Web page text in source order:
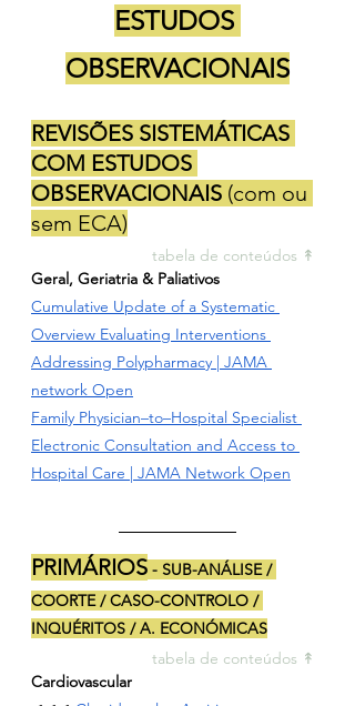
ESTUDOS
OBSERVACIONAIS
REVISÕES SISTEMÁTICAS
COM ESTUDOS
OBSERVACIONAIS (com ou
sem ECA)
tabela de conteúdos ↟
Geral, Geriatria & Paliativos
Cumulative Update of a Systematic
Overview Evaluating Interventions
Addressing Polypharmacy | JAMA
network Open
Family Physician–to–Hospital Specialist
Electronic Consultation and Access to
Hospital Care | JAMA Network Open
PRIMÁRIOS - SUB-ANÁLISE /
COORTE / CASO-CONTROLO /
INQUÉRITOS / A. ECONÓMICAS
tabela de conteúdos ↟
Cardiovascular